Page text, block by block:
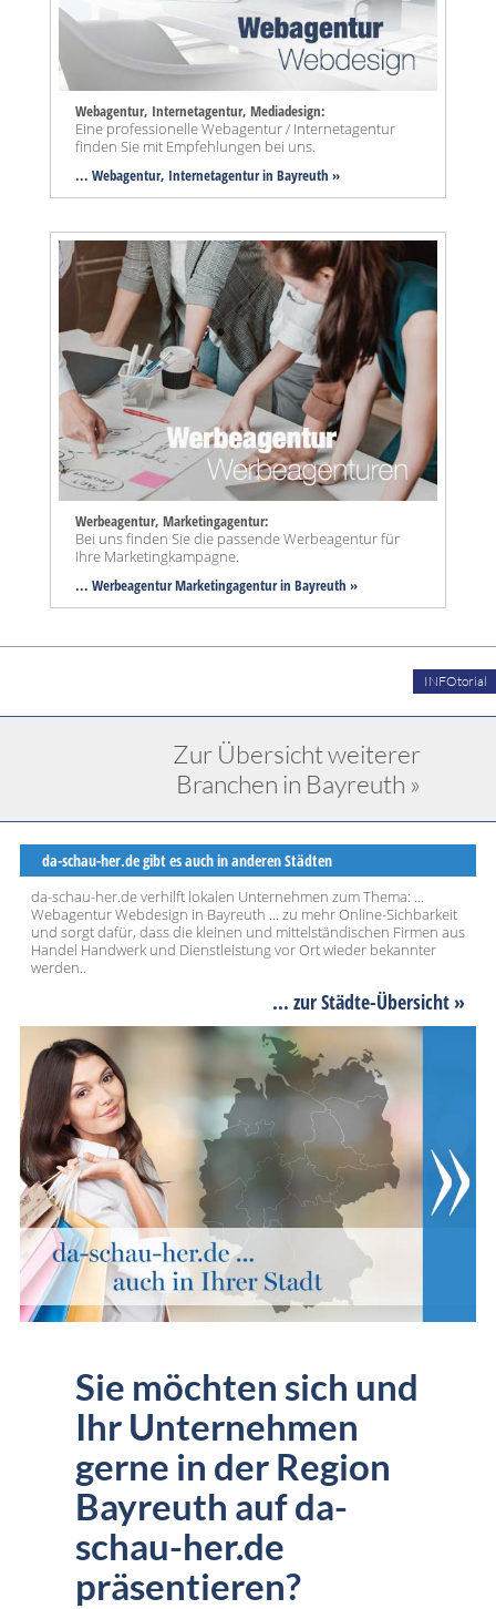
Webagentur, Internetagentur, Mediadesign:
Eine professionelle Webagentur / Internetagentur
finden Sie mit Empfehlungen bei uns.
... Webagentur, Internetagentur in Bayreuth »
Werbeagentur, Marketingagentur:
Bei uns finden Sie die passende Werbeagentur für
Ihre Marketingkampagne.
... Werbeagentur Marketingagentur in Bayreuth »
INFOtorial
Zur Übersicht weiterer
Branchen in Bayreuth »
da-schau-her.de gibt es auch in anderen Städten
da-schau-her.de verhilft lokalen Unternehmen zum Thema: ...
Webagentur Webdesign in Bayreuth ... zu mehr Online-Sichbarkeit
und sorgt dafür, dass die kleinen und mittelständischen Firmen aus
Handel Handwerk und Dienstleistung vor Ort wieder bekannter
werden..
... zur Städte-Übersicht »
Sie möchten sich und
Ihr Unternehmen
gerne in der Region
Bayreuth auf da-
schau-her.de
präsentieren?